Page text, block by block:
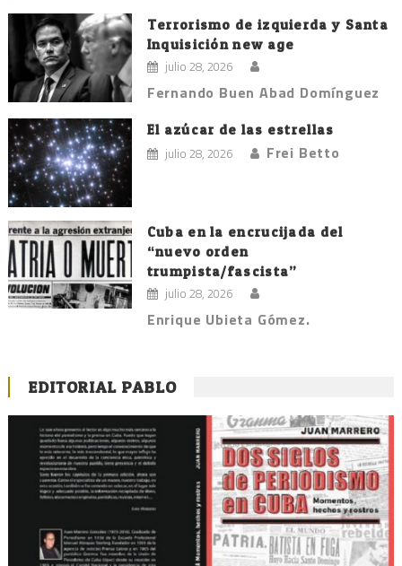
Terrorismo de izquierda y Santa
Inquisición new age
julio 28, 2026
Fernando Buen Abad Domínguez
El azúcar de las estrellas
julio 28, 2026 Frei Betto
Cuba en la encrucijada del
“nuevo orden
trumpista/fascista”
julio 28, 2026
Enrique Ubieta Gómez.
EDITORIAL PABLO